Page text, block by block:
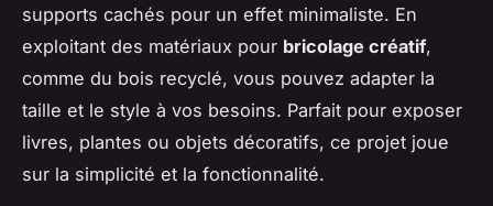
supports cachés pour un effet minimaliste. En
exploitant des matériaux pour bricolage créatif,
comme du bois recyclé, vous pouvez adapter la
taille et le style à vos besoins. Parfait pour exposer
livres, plantes ou objets décoratifs, ce projet joue
sur la simplicité et la fonctionnalité.